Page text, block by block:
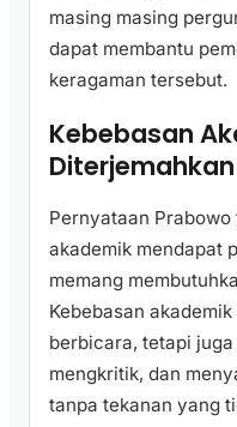
masing masing
dapat membantu
keragaman tersebut.
Kebebasan
Pernyataan
akademik mendapat
memang
Kebebasan
berbicara, tetapi
mengkritik, dan
tanpa tekanan yang